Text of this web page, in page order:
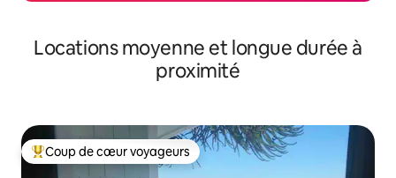
Locations moyenne et longue durée à
proximité
Coups de cœur voyageurs les plus appréciés
Coup de cœur voyageurs